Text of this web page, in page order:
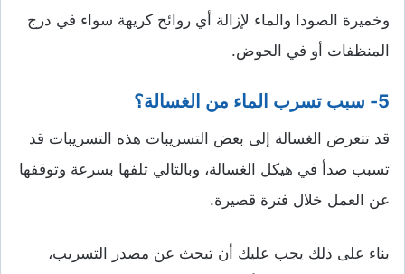
وخميرة الصودا والماء لإزالة أي روائح كريهة سواء في درج
المنظفات أو في الحوض.
5- سبب تسرب الماء من الغسالة؟
قد تتعرض الغسالة إلى بعض التسريبات هذه التسريبات قد
تسبب صدأ في هيكل الغسالة، وبالتالي تلفها بسرعة وتوقفها
عن العمل خلال فترة قصيرة.
بناء على ذلك يجب عليك أن تبحث عن مصدر التسريب،